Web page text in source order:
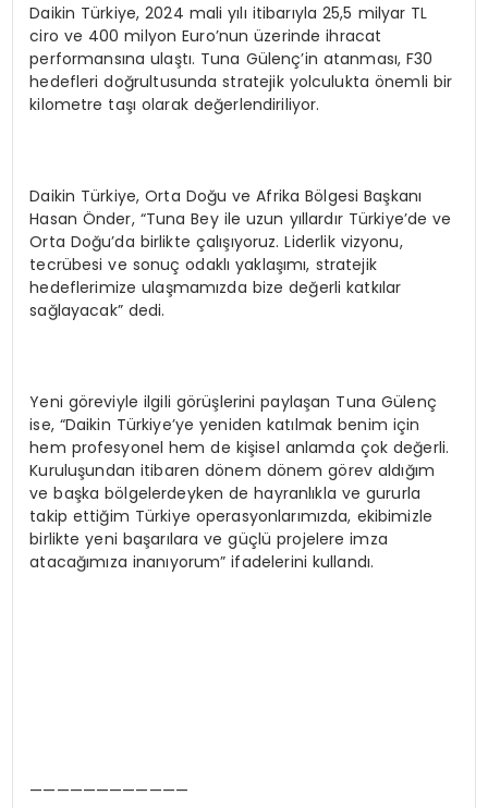
Daikin Türkiye, 2024 mali yılı itibarıyla 25,5 milyar TL
ciro ve 400 milyon Euro’nun üzerinde ihracat
performansına ulaştı. Tuna Gülenç’in atanması, F30
hedefleri doğrultusunda stratejik yolculukta önemli bir
kilometre taşı olarak değerlendiriliyor.
Daikin Türkiye, Orta Doğu ve Afrika Bölgesi Başkanı
Hasan Önder, “Tuna Bey ile uzun yıllardır Türkiye’de ve
Orta Doğu’da birlikte çalışıyoruz. Liderlik vizyonu,
tecrübesi ve sonuç odaklı yaklaşımı, stratejik
hedeflerimize ulaşmamızda bize değerli katkılar
sağlayacak” dedi.
Yeni göreviyle ilgili görüşlerini paylaşan Tuna Gülenç
ise, “Daikin Türkiye’ye yeniden katılmak benim için
hem profesyonel hem de kişisel anlamda çok değerli.
Kuruluşundan itibaren dönem dönem görev aldığım
ve başka bölgelerdeyken de hayranlıkla ve gururla
takip ettiğim Türkiye operasyonlarımızda, ekibimizle
birlikte yeni başarılara ve güçlü projelere imza
atacağımıza inanıyorum” ifadelerini kullandı.
————————————